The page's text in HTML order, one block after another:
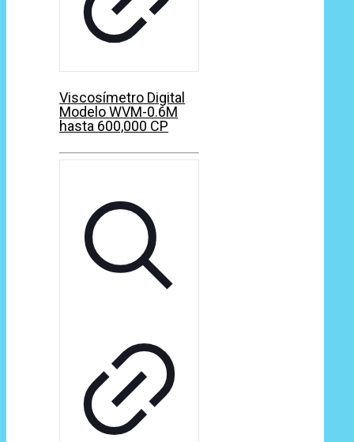
Viscosímetro Digital
Modelo WVM-0.6M
hasta 600,000 CP